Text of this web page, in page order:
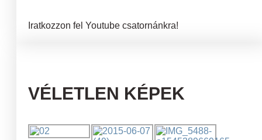
Iratkozzon fel Youtube csatornánkra!
VÉLETLEN KÉPEK